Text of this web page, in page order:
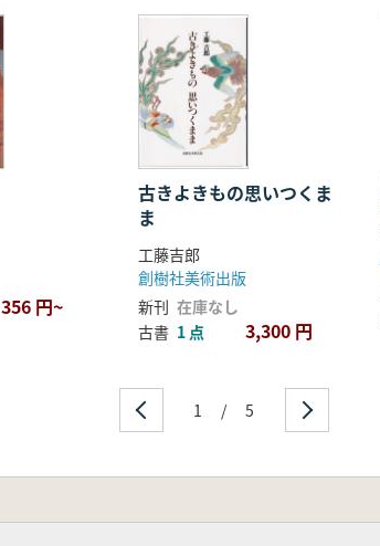
356 円~
古きよきもの思いつくま
ま
工藤吉郎
創樹社美術出版
新刊 在庫なし
古書 1 点 3,300 円
1 / 5